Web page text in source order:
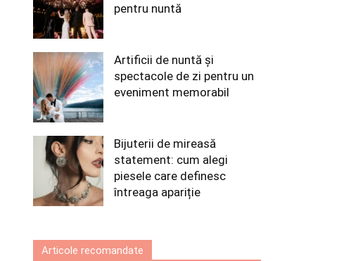
pentru nuntă
Artificii de nuntă și
spectacole de zi pentru un
eveniment memorabil
Bijuterii de mireasă
statement: cum alegi
piesele care definesc
întreaga apariție
Articole recomandate